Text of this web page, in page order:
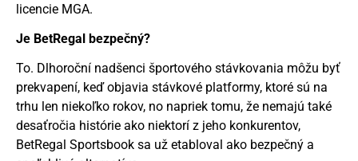
licencie MGA.
Je BetRegal bezpečný?
To. Dlhoroční nadšenci športového stávkovania môžu byť
prekvapení, keď objavia stávkové platformy, ktoré sú na
trhu len niekoľko rokov, no napriek tomu, že nemajú také
desaťročia histórie ako niektorí z jeho konkurentov,
BetRegal Sportsbook sa už etabloval ako bezpečný a